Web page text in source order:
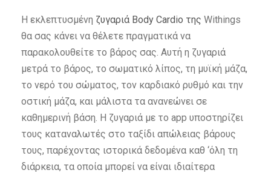
Η εκλεπτυσμένη ζυγαριά Body Cardio της Withings
θα σας κάνει να θέλετε πραγματικά να
παρακολουθείτε το βάρος σας. Αυτή η ζυγαριά
μετρά το βάρος, το σωματικό λίπος, τη μυϊκή μάζα,
το νερό του σώματος, τον καρδιακό ρυθμό και την
οστική μάζα, και μάλιστα τα ανανεώνει σε
καθημερινή βάση. Η ζυγαριά με το app υποστηρίζει
τους καταναλωτές στο ταξίδι απώλειας βάρους
τους, παρέχοντας ιστορικά δεδομένα καθ ‘όλη τη
διάρκεια, τα οποία μπορεί να είναι ιδιαίτερα